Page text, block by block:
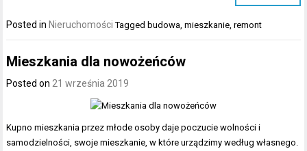
Posted in Nieruchomości Tagged budowa,mieszkanie,remont
Mieszkania dla nowożeńców
Posted on 21 września 2019
Kupno mieszkania przez młode osoby daje poczucie wolności i
samodzielności, swoje mieszkanie, w które urządzimy według własnego.